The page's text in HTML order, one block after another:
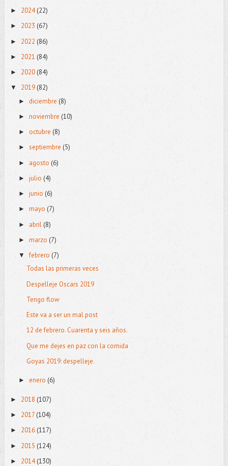
► 2024(22)
► 2023 (67)
► 2022 (86)
► 2021 (84)
► 2020(84)
▼ 2019(82)
► diciembre (8)
► noviembre (10)
► octubre (8)
► septiembre (5)
► agosto (6)
► julio (4)
► junio (6)
► mayo (7)
► abril (8)
► marzo (7)
▼febrero (7)
Todas las primeras veces
Despelleje Oscars 2019
Tengo flow
Este va a ser un mal post
12 de febrero. Cuarenta y seis años.
Que me dejes en paz con la comida
Goyas 2019: despelleje.
► enero (6)
► 2018 (107)
► 2017(104)
► 2016(117)
► 2015 (124)
► 2014(130)